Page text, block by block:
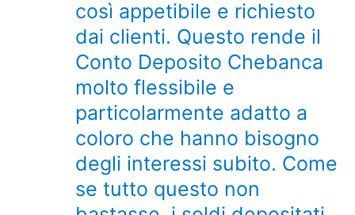
così appetibile e richiesto
dai clienti. Questo rende il
Conto Deposito Chebanca
molto flessibile e
particolarmente adatto a
coloro che hanno bisogno
degli interessi subito. Come
se tutto questo non